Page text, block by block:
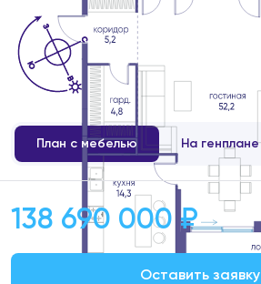
План с мебелью На генплане
138 690 000 ₽
Оставить заявку